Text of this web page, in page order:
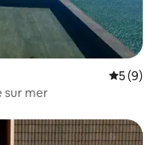
5 (9)
sur mer